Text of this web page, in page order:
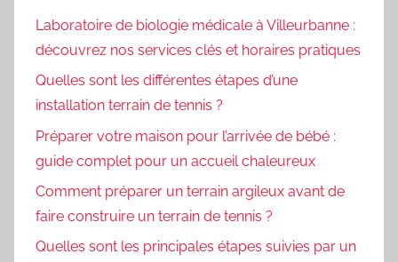
Laboratoire de biologie médicale à Villeurbanne :
découvrez nos services clés et horaires pratiques
Quelles sont les différentes étapes d’une
installation terrain de tennis ?
Préparer votre maison pour l’arrivée de bébé :
guide complet pour un accueil chaleureux
Comment préparer un terrain argileux avant de
faire construire un terrain de tennis ?
Quelles sont les principales étapes suivies par un